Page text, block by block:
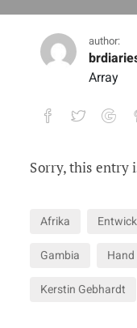
author:
Array
(Deutsch)
Sorry, this entry
Afrika
Gambia
Kerstin Gebhardt